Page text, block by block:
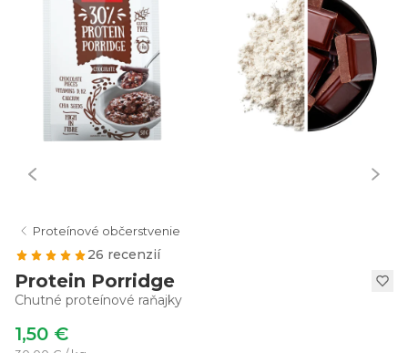
Proteínové občerstvenie
26 recenzií
Protein Porridge
Chutné proteínové raňajky
1,50 €